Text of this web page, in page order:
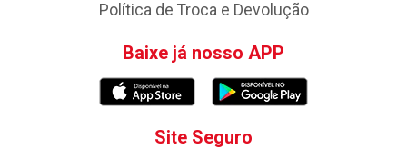
Política de Troca e Devolução
Baixe já nosso APP
Site Seguro